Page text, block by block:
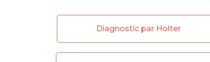
Diagnostic par Holter